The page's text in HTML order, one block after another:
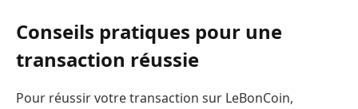
Conseils pratiques pour une
transaction réussie
Pour réussir votre transaction sur LeBonCoin,